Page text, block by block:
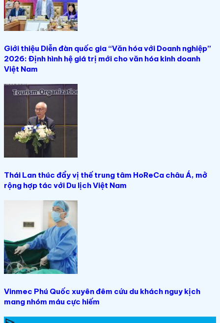
Giới thiệu Diễn đàn quốc gia “Văn hóa với Doanh nghiệp”
2026: Định hình hệ giá trị mới cho văn hóa kinh doanh
Việt Nam
Thái Lan thúc đẩy vị thế trung tâm HoReCa châu Á, mở
rộng hợp tác với Du lịch Việt Nam
Vinmec Phú Quốc xuyên đêm cứu du khách nguy kịch
mang nhóm máu cực hiếm